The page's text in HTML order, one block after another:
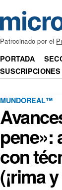
Patrocinado por el
PORTADA
SUSCRIPCIONES
MUNDOREAL™
pene»:
con
(¡rima